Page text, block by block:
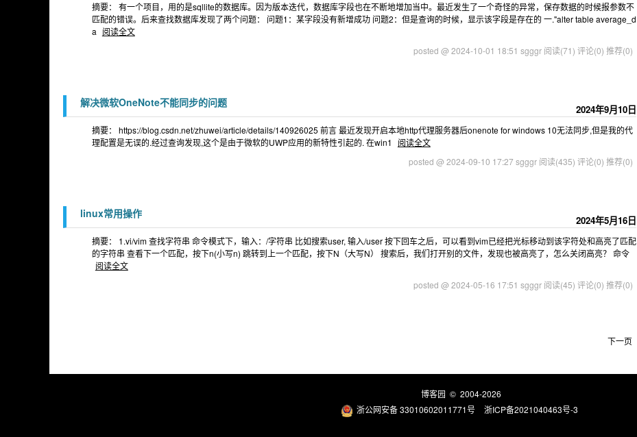
摘要： 有一个项目，用的是sqllite的数据库。因为版本迭代，数据库字段也在不断地增加当中。最近发生了一个奇怪的异常，保存数据的时候报参数不
匹配的错误。后来查找数据库发现了两个问题： 问题1：某字段没有新增成功 问题2：但是查询的时候，显示该字段是存在的 一."alter table average_d
a 阅读全文
posted @ 2024-10-01 18:51 sgggr 阅读(71) 评论(0) 推荐(0)
2024年9月10日
解决微软OneNote不能同步的问题
摘要： https://blog.csdn.net/zhuwei/article/details/140926025 前言 最近发现开启本地http代理服务器后onenote for windows 10无法同步,但是我的代
理配置是无误的.经过查询发现,这个是由于微软的UWP应用的新特性引起的. 在win1
阅读全文
posted @ 2024-09-10 17:27 sgggr 阅读(435) 评论(0) 推荐(0)
2024年5月16日
linux常用操作
摘要： 1.vi/vim 查找字符串 命令模式下，输入：/字符串 比如搜索user, 输入/user 按下回车之后，可以看到vim已经把光标移动到该字符处和高亮了匹配
的字符串 查看下一个匹配，按下n(小写n) 跳转到上一个匹配，按下N（大写N） 搜索后，我们打开别的文件，发现也被高亮了，怎么关闭高亮？ 命令
阅读全文
posted @ 2024-05-16 17:51 sgggr 阅读(45) 评论(0) 推荐(0)
下一页
博客园 © 2004-2026
浙公网安备 33010602011771号
浙ICP备2021040463号-3